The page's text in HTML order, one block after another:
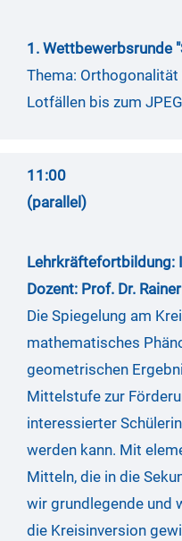
1. Wettbewerbsrunde
Thema:
Lotfällen bis zum
11:00
(parallel)
Lehrkräftefortbildung:
Dozent: Prof. Dr.
Die Spiegelung am
mathematisches
geometrischen
Mittelstufe zur
interessierter
werden kann. Mit
Mitteln, die in die
wir grundlegende und
die Kreisinversion